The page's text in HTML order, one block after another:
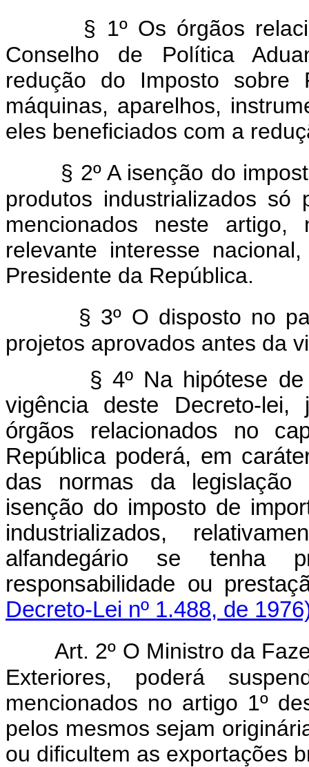
§ 1º Os órgãos
Conselho de Política
redução do Imposto sobre
máquinas, aparelhos,
eles beneficiados com a
§ 2º A isenção do
produtos industrializados
mencionados neste
relevante interesse
Presidente da República.
§ 3º O disposto no
projetos aprovados antes da
§ 4º Na hipótese
vigência deste Decreto-
órgãos relacionados no
República poderá, em
das normas da legislação
isenção do imposto de
industrializados,
alfandegário se tenha
responsabilidade ou
Decreto-Lei nº 1.488, de
Art. 2º O Ministro da
Exteriores, poderá
mencionados no artigo 1º
pelos mesmos sejam
ou dificultem as exportações